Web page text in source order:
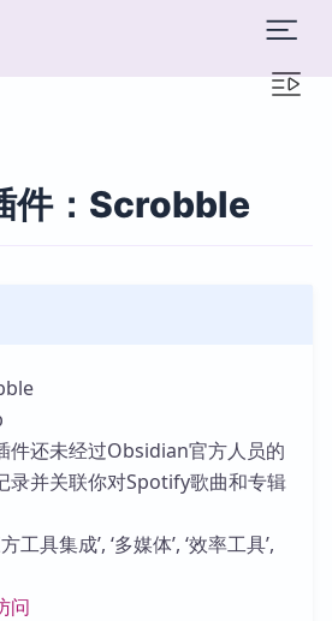
件：Scrobble
件还未经过Obsidian官方人员的
录并关联你对Spotify歌曲和专辑
工具集成’, ‘多媒体’, ‘效率工具’,
问